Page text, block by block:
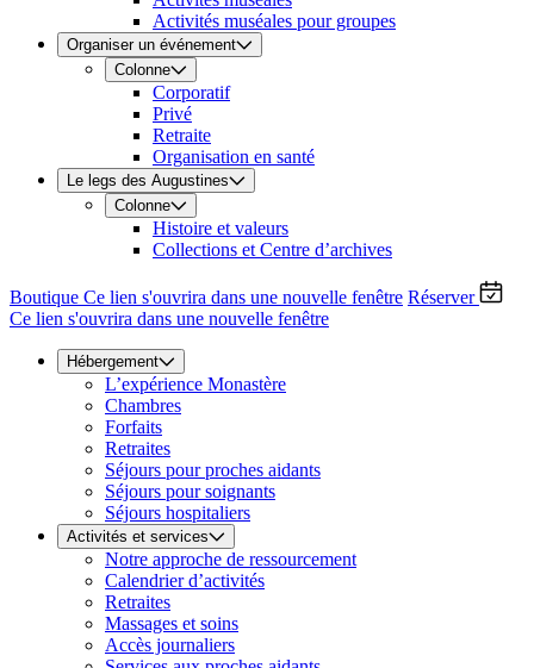
Activités muséales pour groupes
Organiser un événement
Colonne
Corporatif
Privé
Retraite
Organisation en santé
Le legs des Augustines
Colonne
Histoire et valeurs
Collections et Centre d’archives
Boutique Ce lien s'ouvrira dans une nouvelle fenêtre Réserver
Ce lien s'ouvrira dans une nouvelle fenêtre
Hébergement
L’expérience Monastère
Chambres
Forfaits
Retraites
Séjours pour proches aidants
Séjours pour soignants
Séjours hospitaliers
Activités et services
Notre approche de ressourcement
Calendrier d’activités
Retraites
Massages et soins
Accès journaliers